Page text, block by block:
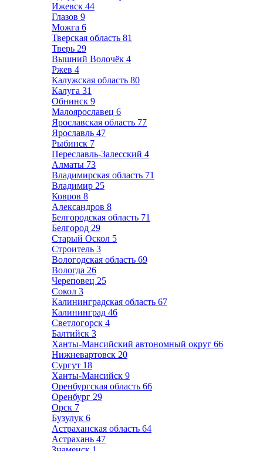
Ижевск 44
Глазов 9
Можга 6
Тверская область 81
Тверь 29
Вышний Волочёк 4
Ржев 4
Калужская область 80
Калуга 31
Обнинск 9
Малоярославец 6
Ярославская область 77
Ярославль 47
Рыбинск 7
Переславль-Залесский 4
Алматы 73
Владимирская область 71
Владимир 25
Ковров 8
Александров 8
Белгородская область 71
Белгород 29
Старый Оскол 5
Строитель 3
Вологодская область 69
Вологда 26
Череповец 25
Сокол 3
Калининградская область 67
Калининград 46
Светлогорск 4
Балтийск 3
Ханты-Мансийский автономный округ 66
Нижневартовск 20
Сургут 18
Ханты-Мансийск 9
Оренбургская область 66
Оренбург 29
Орск 7
Бузулук 6
Астраханская область 64
Астрахань 47